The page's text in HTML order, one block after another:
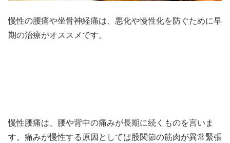
慢性の腰痛や坐骨神経痛は、悪化や慢性化を防ぐために早
期の治療がオススメです。
慢性腰痛は、腰や背中の痛みが長期に続くものを言いま
す。痛みが慢性する原因としては股関節の筋肉が異常緊張